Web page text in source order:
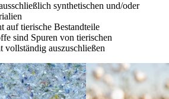
synthetischen und/oder
auf tierische Bestandteile
sind Spuren von tierischen
vollständig auszuschließen